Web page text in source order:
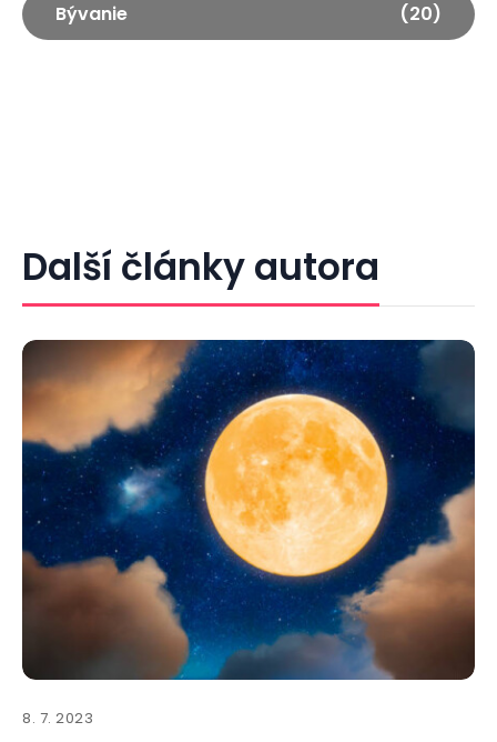
Bývanie (20)
Další články autora
8. 7. 2023